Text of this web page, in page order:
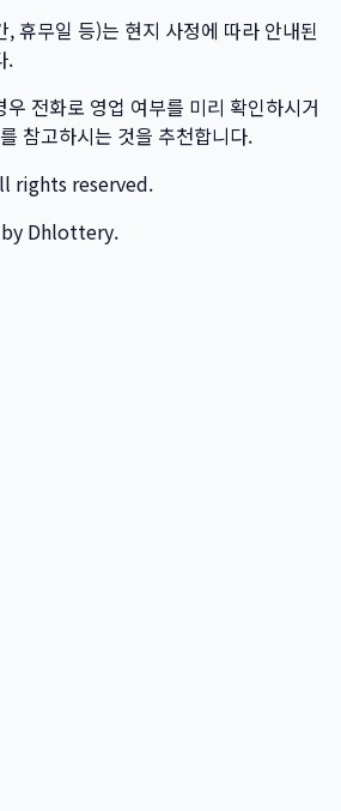
휴무일 등)는 현지 사정에 따라 안내된
.
전화로 영업 여부를 미리 확인하시거
참고하시는 것을 추천합니다.
rights reserved.
Dhlottery.